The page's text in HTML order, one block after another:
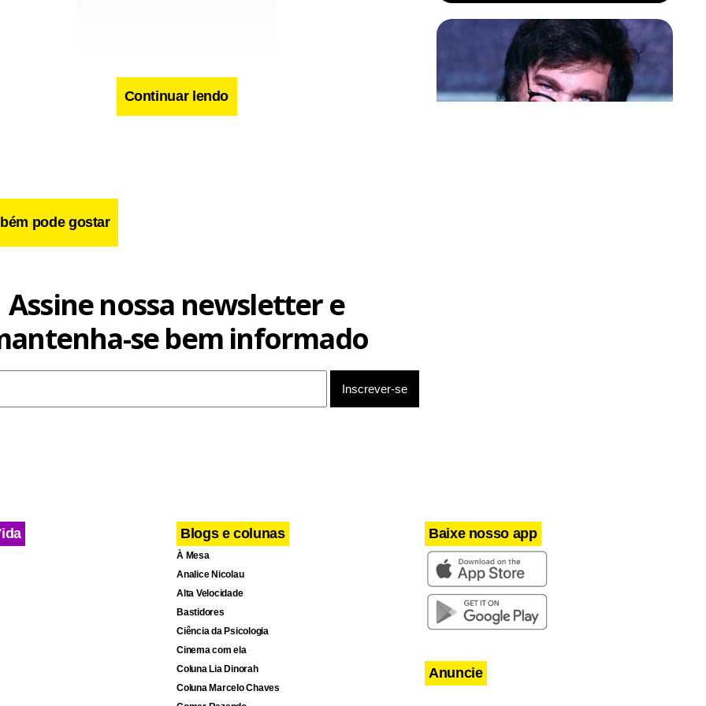
e está em – 13%. De acordo com o terceiro índice, a medição do
volume morto, acrescentado no ano passado.
Continuar lendo
pode gostar
Assine nossa newsletter e
se bem informado
Blogs e colunas
À Mesa
Analice Nicolau
Alta Velocidade
Bastidores
Ciência da Psicologia
Cinema com ela
Coluna Lia Dinorah
Coluna Marcelo Chaves
Baixe nosso app
Anuncie